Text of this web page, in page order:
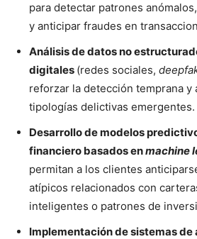
para detectar patrones
y anticipar fraudes en
Análisis de datos no
digitales (redes sociales,
reforzar la detección temprana y
tipologías delictivas emergentes.
Desarrollo de modelos
financiero basados enmachine
permitan a los clientes
atípicos relacionados con
inteligentes o patrones de
Implementación de sistemas